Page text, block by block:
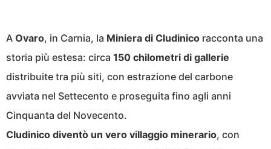
A Ovaro, in Carnia, la Miniera di Cludinico racconta una
storia più estesa: circa 150 chilometri di gallerie
distribuite tra più siti, con estrazione del carbone
avviata nel Settecento e proseguita fino agli anni
Cinquanta del Novecento.
Cludinico diventò un vero villaggio minerario, con